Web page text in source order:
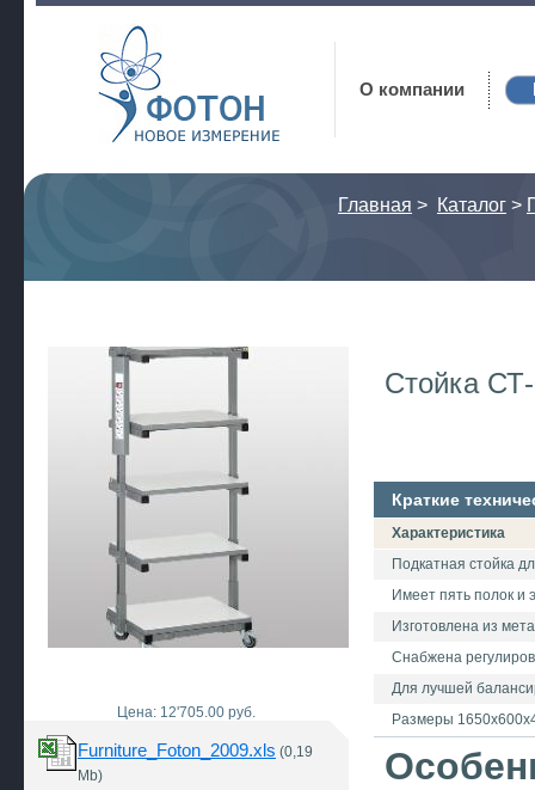
Фотон
О компании
Главная > Каталог >
Цена: 12'705.00 руб.
Furniture_Foton_2009.xls (0,19
Mb)
Стойка
Краткие
Характеристика
Подкатная стойка
Имеет пять полок и
Изготовлена из
Снабжена
Для лучшей
Размеры